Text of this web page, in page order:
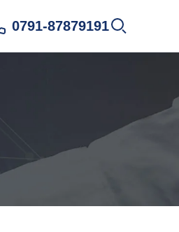
0791-87879191